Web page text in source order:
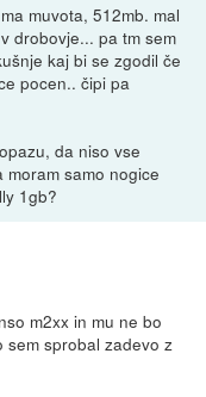
muvota, 512mb. mal
drobovje... pa tm sem
kaj bi se zgodil če
pocen.. čipi pa
da niso vse
samo nogice
1gb?
m2xx in mu ne bo
sem sprobal zadevo z